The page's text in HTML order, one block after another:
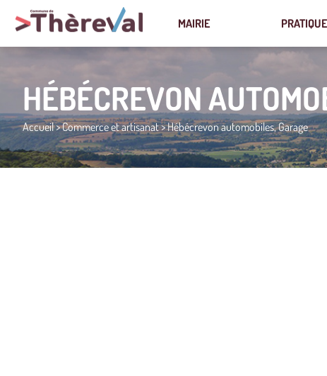
MAIRIE PRATIQUE
HÉBÉCREVON
Accueil>Commerce et artisanat>Hébécrevon automobiles, Garage